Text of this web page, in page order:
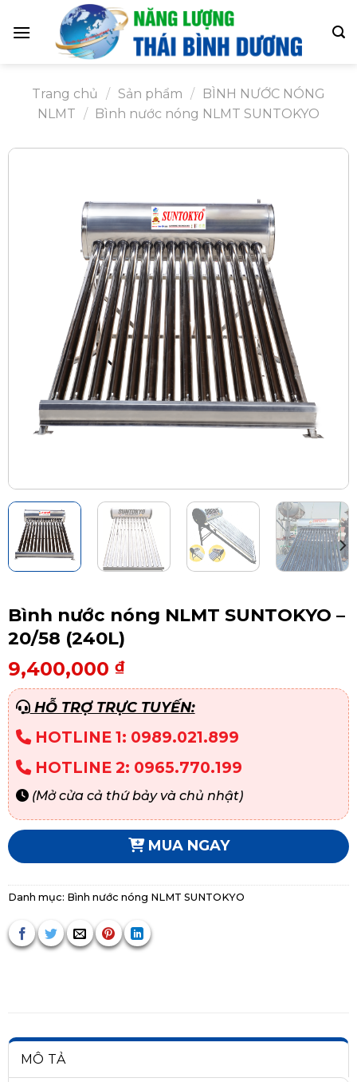
Trang chủ / Sản phẩm /
BÌNH NƯỚC NÓNG
NLMT / Bình nước nóng NLMT SUNTOKYO
Bình nước nóng NLMT SUNTOKYO –
20/58 (240L)
9,400,000 ₫
HỖ TRỢ TRỰC TUYẾN:
HOTLINE 1: 0989.021.899
HOTLINE 2: 0965.770.199
(Mở cửa cả thứ bảy và chủ nhật)
MUA NGAY
Danh mục: Bình nước nóng NLMT SUNTOKYO
MÔ TẢ